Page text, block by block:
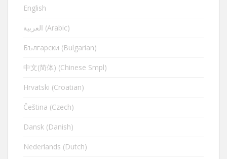
English
العربية (Arabic)
Български (Bulgarian)
中文(简体) (Chinese Smpl)
Hrvatski (Croatian)
Čeština (Czech)
Dansk (Danish)
Nederlands (Dutch)